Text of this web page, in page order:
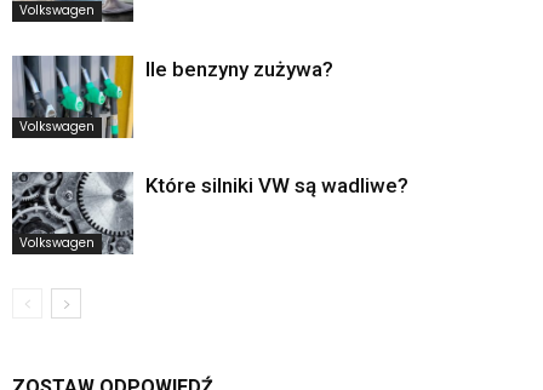
Volkswagen
Volkswagen
Ile benzyny zużywa?
Volkswagen
Które silniki VW są wadliwe?